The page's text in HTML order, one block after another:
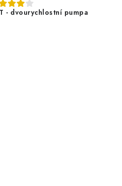
- dvourychlostní pumpa